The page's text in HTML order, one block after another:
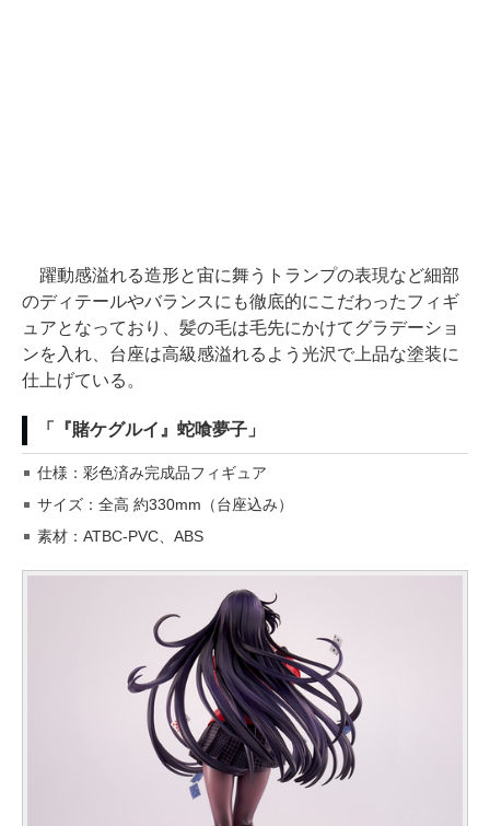
躍動感溢れる造形と宙に舞うトランプの表現など細部
のディテールやバランスにも徹底的にこだわったフィギ
ュアとなっており、髪の毛は毛先にかけてグラデーショ
ンを入れ、台座は高級感溢れるよう光沢で上品な塗装に
仕上げている。
「『賭ケグルイ』蛇喰夢子」
仕様：彩色済み完成品フィギュア
サイズ：全高 約330mm（台座込み）
素材：ATBC-PVC、ABS